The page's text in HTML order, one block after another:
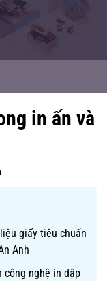
in ấn và
giấy tiêu chuẩn
Anh
công nghệ in dập